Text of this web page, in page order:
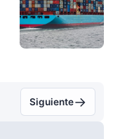
Siguiente→